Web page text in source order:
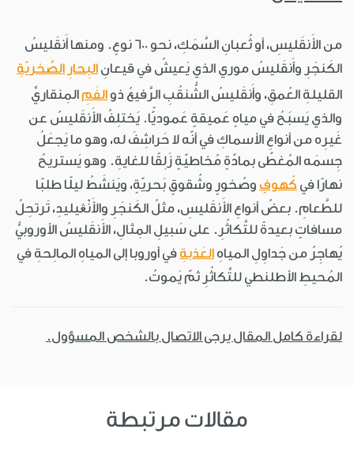
من الأَنقَليسِ، أو ثُعبانِ السَّمَكِ، نحو 600 نوعٍ. ومنها أَنقَليسُ
الكَنجَرِ وأَنقَليسُ موري الذي يَعيشُ في قيعانِ البِحارِ الصَّخريّةِ
القليلةِ العُمقِ، وأَنقَليسُ الشُّنقُبِ الرَّفيعُ ذو الفَمِالمِنقاريِّ
والذي يَسبَحُ في مياهٍ عَميقةٍ عَموديًّا. يَختلِفُ الأَنقَليسُ عن
غَيرِه من أنواعِ الأسماكِ في أنّه لا حَراشِفَ له، وهو ما يَجعَلُ
جِسمَه المُغطّى بمادّةٍ مُخاطيّةٍ زَلِقًا للغايةِ. وهو يَستريحُ
نهارًا في كُهوفٍ وصُخورٍ وشُقوقٍ بَحريّةٍ، ويَنشَطُ ليلًا طلبًا
للطَّعامِ. بعضُ أنواعِ الأَنقَليسِ، مثلُ الكَنجَرِ والأَنْڠيليدِ، تَرتحِلُ
مسافاتٍ بعيدةً للتَّكاثُرِ. على سَبيلِ المِثالِ، الأَنقَليسُ الأوروبيُّ
يُهاجِرُ من جَداوِلِ المياهِ العَذبةِ في أوروبا إلى المياهِ المالِحةِ في
المُحيطِ الأطلنطي للتَّكاثُرِ ثمّ يَموتُ.
لقراءة كامل المقال يرجى الاتصال بالشخص المسؤول.
مقالات مرتبطة